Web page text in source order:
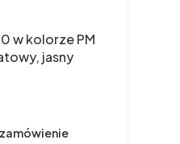
w kolorze PM
jasny